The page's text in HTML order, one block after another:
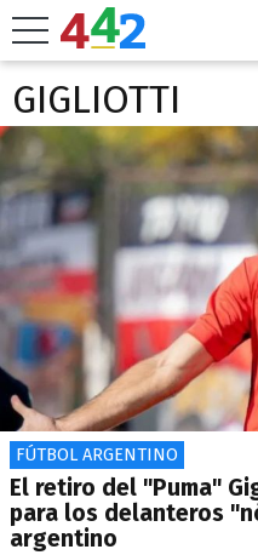
GIGLIOTTI
FÚTBOL ARGENTINO
El retiro del "Puma"
para los delanteros
argentino